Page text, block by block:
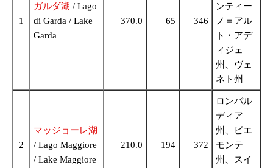
1
ガルダ湖 / Lago
di Garda / Lake
Garda
370.0 65 346
ンティー
ノ＝アル
ト・アデ
ィジェ
州、ヴェ
ネト州
2
マッジョーレ湖
/ Lago Maggiore
/ Lake Maggiore
210.0 194 372
ロンバル
ディア
州、ピエ
モンテ
州、スイ